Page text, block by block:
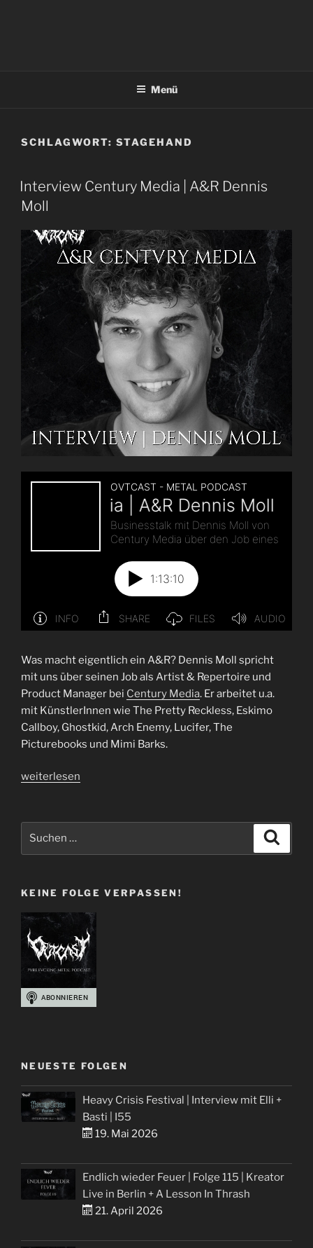
Menü
SCHLAGWORT: STAGEHAND
Interview Century Media | A&R Dennis
Moll
Was macht eigentlich ein A&R? Dennis Moll spricht
mit uns über seinen Job als Artist & Repertoire und
Product Manager bei Century Media. Er arbeitet u.a.
mit KünstlerInnen wie The Pretty Reckless, Eskimo
Callboy, Ghostkid, Arch Enemy, Lucifer, The
Picturebooks und Mimi Barks.
„Interview
|
A&R
weiterlesen
KEINE FOLGE VERPASSEN!
NEUESTE FOLGEN
Heavy Crisis Festival | Interview mit Elli +
Basti | I55
19. Mai 2026
Endlich wieder Feuer | Folge 115 | Kreator
Live in Berlin + A Lesson In Thrash
21. April 2026